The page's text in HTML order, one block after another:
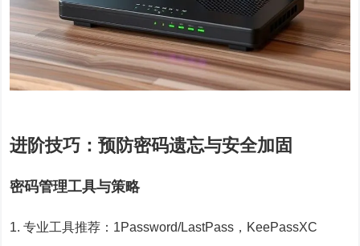
进阶技巧：预防密码遗忘与安全加固
密码管理工具与策略
1. 专业工具推荐：1Password/LastPass，KeePassXC